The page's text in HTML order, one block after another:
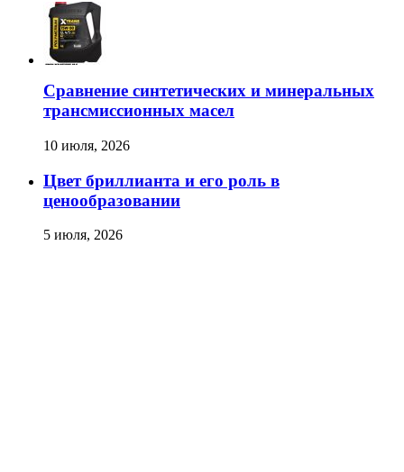
Сравнение синтетических и минеральных
трансмиссионных масел
10 июля, 2026
Цвет бриллианта и его роль в
ценообразовании
5 июля, 2026